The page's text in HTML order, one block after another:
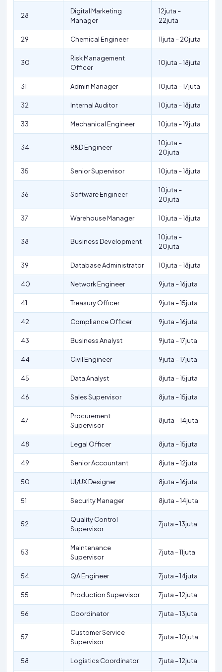
28
Digital Marketing
Manager
12juta –
22juta
29 Chemical Engineer 11juta – 20juta
30
Risk Management
Officer
10juta – 18juta
31 Admin Manager 10juta – 17juta
32 Internal Auditor 10juta – 18juta
33 Mechanical Engineer 10juta – 19juta
34 R&D Engineer
10juta –
20juta
35 Senior Supervisor 10juta – 18juta
36 Software Engineer
10juta –
20juta
37 Warehouse Manager 10juta – 18juta
38 Business Development
10juta –
20juta
39 Database Administrator 10juta – 18juta
40 Network Engineer 9juta – 16juta
41 Treasury Officer 9juta – 15juta
42 Compliance Officer 9juta – 16juta
43 Business Analyst 9juta – 17juta
44 Civil Engineer 9juta – 17juta
45 Data Analyst 8juta – 15juta
46 Sales Supervisor 8juta – 15juta
47
Procurement
Supervisor
8juta – 14juta
48 Legal Officer 8juta – 15juta
49 Senior Accountant 8juta – 12juta
50 UI/UX Designer 8juta – 16juta
51 Security Manager 8juta – 14juta
52
Quality Control
Supervisor
7juta – 13juta
53
Maintenance
Supervisor
7juta – 11juta
54 QA Engineer 7juta – 14juta
55 Production Supervisor 7juta – 12juta
56 Coordinator 7juta – 13juta
57
Customer Service
Supervisor
7juta – 10juta
58 Logistics Coordinator 7juta – 12juta